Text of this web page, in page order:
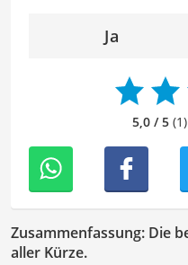
angenehme
beitragen, dass die
präsentiert werden und
Ja
5,0 / 5
Zusammenfassung: Die
aller Kürze.